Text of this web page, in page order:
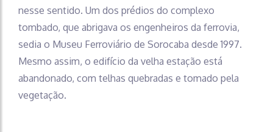
nesse sentido. Um dos prédios do complexo
tombado, que abrigava os engenheiros da ferrovia,
sedia o Museu Ferroviário de Sorocaba desde 1997.
Mesmo assim, o edifício da velha estação está
abandonado, com telhas quebradas e tomado pela
vegetação.